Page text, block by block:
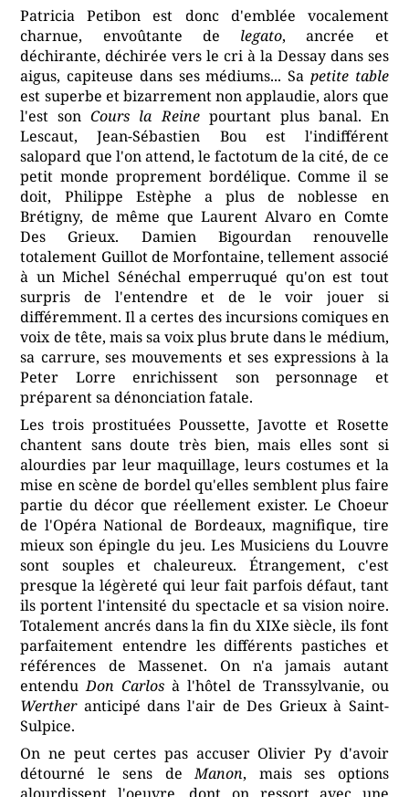
Patricia Petibon est donc d'emblée vocalement
charnue, envoûtante de legato, ancrée et
déchirante, déchirée vers le cri à la Dessay dans ses
aigus, capiteuse dans ses médiums... Sa petite table
est superbe et bizarrement non applaudie, alors que
l'est sonCours la Reinepourtant plus banal. En
Lescaut, Jean-Sébastien Bou est l'indifférent
salopard que l'on attend, le factotum de la cité, de ce
petit monde proprement bordélique. Comme il se
doit, Philippe Estèphe a plus de noblesse en
Brétigny, de même que Laurent Alvaro en Comte
Des Grieux. Damien Bigourdan renouvelle
totalement Guillot de Morfontaine, tellement associé
à un Michel Sénéchal emperruqué qu'on est tout
surpris de l'entendre et de le voir jouer si
différemment. Il a certes des incursions comiques en
voix de tête, mais sa voix plus brute dans le médium,
sa carrure, ses mouvements et ses expressions à la
Peter Lorre enrichissent son personnage et
préparent sa dénonciation fatale.
Les trois prostituées Poussette, Javotte et Rosette
chantent sans doute très bien, mais elles sont si
alourdies par leur maquillage, leurs costumes et la
mise en scène de bordel qu'elles semblent plus faire
partie du décor que réellement exister. Le Choeur
de l'Opéra National de Bordeaux, magnifique, tire
mieux son épingle du jeu. Les Musiciens du Louvre
sont souples et chaleureux. Étrangement, c'est
presque la légèreté qui leur fait parfois défaut, tant
ils portent l'intensité du spectacle et sa vision noire.
Totalement ancrés dans la fin du XIXe siècle, ils font
parfaitement entendre les différents pastiches et
références de Massenet. On n'a jamais autant
entenduDon Carlos à l'hôtel de Transsylvanie, ou
Wertheranticipé dans l'air de Des Grieux à Saint-
Sulpice.
On ne peut certes pas accuser Olivier Py d'avoir
détourné le sens deManon, mais ses options